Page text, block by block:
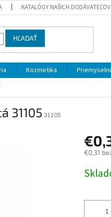
KATALÓGY NAŠICH DODÁVATEĽOV
HĽADAŤ
Kozmetika
31105 31105
€0,31
cena: